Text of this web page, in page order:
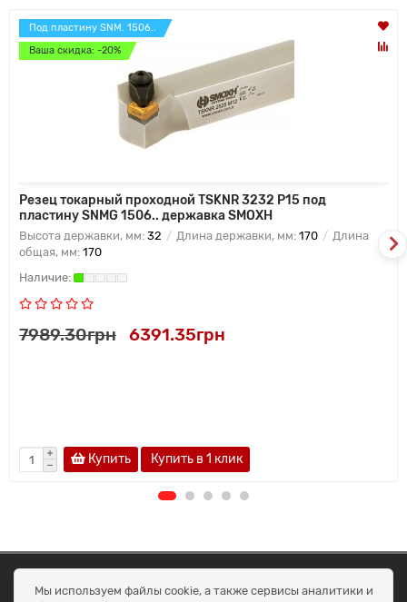
Под пластину SNM. 1506..
Ваша скидка: -20%
Резец токарный проходной TSKNR 3232 P15 под
пластину SNMG 1506.. державка SMOXH
Высота державки, мм: 32 Длина державки, мм: 170
Длина
общая, мм: 170
7989.30грн 6391.35грн
Купить Купить в 1 клик
ОКЕАН ТРЕЙД
Договір публичної оферти
Мы используем файлы cookie, а также сервисы аналитики и